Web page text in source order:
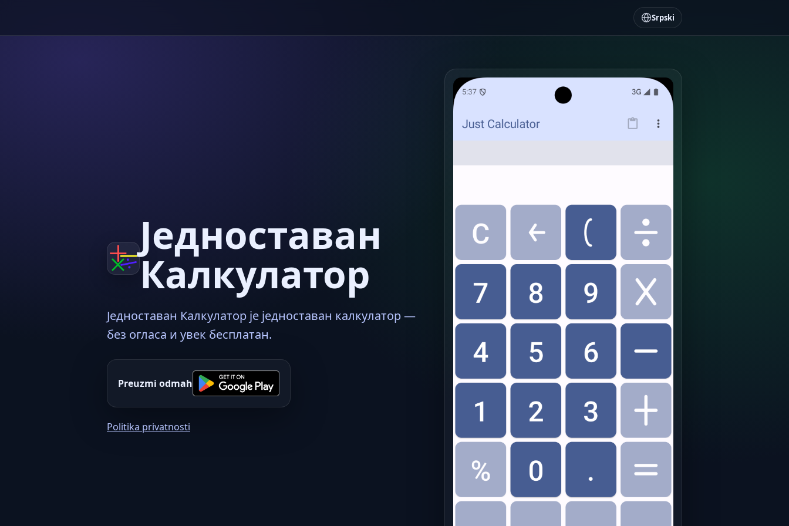
Srpski
Једноставан
Калкулатор
Једноставан Калкулатор је једноставан калкулатор —
без огласа и увек бесплатан.
Preuzmi odmah
Politika privatnosti